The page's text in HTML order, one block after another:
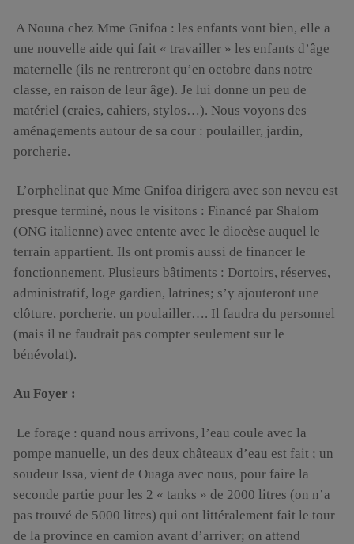
A Nouna chez Mme Gnifoa : les enfants vont bien, elle a
une nouvelle aide qui fait « travailler » les enfants d’âge
maternelle (ils ne rentreront qu’en octobre dans notre
classe, en raison de leur âge). Je lui donne un peu de
matériel (craies, cahiers, stylos…). Nous voyons des
aménagements autour de sa cour : poulailler, jardin,
porcherie.
L’orphelinat que Mme Gnifoa dirigera avec son neveu est
presque terminé, nous le visitons : Financé par Shalom
(ONG italienne) avec entente avec le diocèse auquel le
terrain appartient. Ils ont promis aussi de financer le
fonctionnement. Plusieurs bâtiments : Dortoirs, réserves,
administratif, loge gardien, latrines; s’y ajouteront une
clôture, porcherie, un poulailler…. Il faudra du personnel
(mais il ne faudrait pas compter seulement sur le
bénévolat).
Au Foyer :
Le forage : quand nous arrivons, l’eau coule avec la
pompe manuelle, un des deux châteaux d’eau est fait ; un
soudeur Issa, vient de Ouaga avec nous, pour faire la
seconde partie pour les 2 « tanks » de 2000 litres (on n’a
pas trouvé de 5000 litres) qui ont littéralement fait le tour
de la province en camion avant d’arriver; on attend